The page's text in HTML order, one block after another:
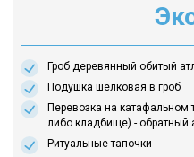
Гроб деревянный обитый
Подушка шелковая в гроб
Перевозка на катафальном
либо кладбище) - обратный
Ритуальные тапочки